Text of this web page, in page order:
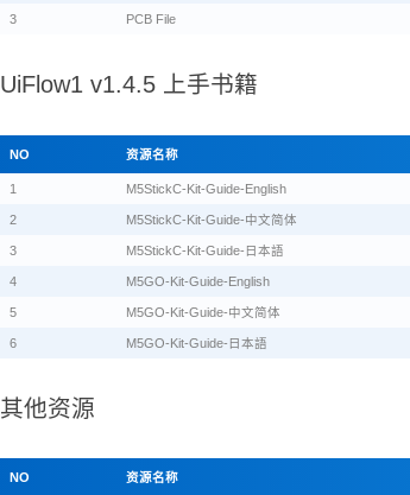
3 PCB File
UiFlow1 v1.4.5 上手书籍
NO 资源名称
1 M5StickC-Kit-Guide-English
2 M5StickC-Kit-Guide-中文简体
3 M5StickC-Kit-Guide-日本語
4 M5GO-Kit-Guide-English
5 M5GO-Kit-Guide-中文简体
6 M5GO-Kit-Guide-日本語
其他资源
NO 资源名称